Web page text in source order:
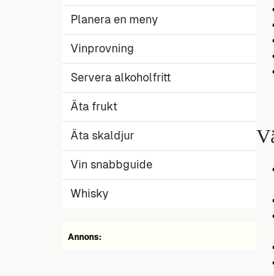
Planera en meny
Vinprovning
Servera alkoholfritt
Äta frukt
Äta skaldjur
Vin snabbguide
Whisky
Annons: